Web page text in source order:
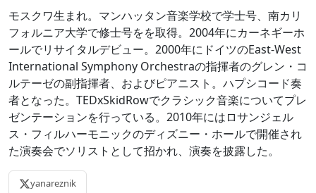
モスクワ生まれ。マンハッタン音楽学校で学士号、南カリ
フォルニア大学で修士号をを取得。2004年にカーネギーホ
ールでリサイタルデビュー。2000年にドイツのEast-West
International Symphony Orchestraの指揮者のグレン・コ
ルテーゼの副指揮者、およびピアニスト。ハプシコード奏
者となった。TEDxSkidRowでクラシック音楽についてプレ
ゼンテーションを行っている。2010年にはロサンジェル
ス・フィルハーモニックのディズニー・ホールで開催され
た演奏会でソリストとして招かれ、演奏を披露した。
yanareznik